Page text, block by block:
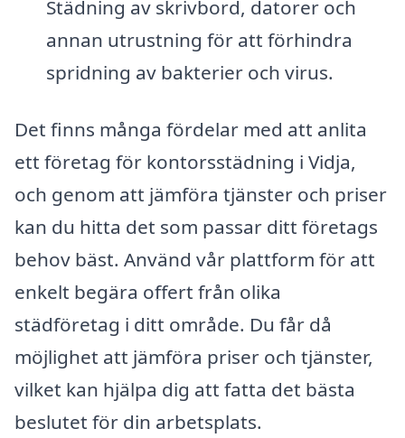
Städning av skrivbord, datorer och
annan utrustning för att förhindra
spridning av bakterier och virus.
Det finns många fördelar med att anlita
ett företag för kontorsstädning i Vidja,
och genom att jämföra tjänster och priser
kan du hitta det som passar ditt företags
behov bäst. Använd vår plattform för att
enkelt begära offert från olika
städföretag i ditt område. Du får då
möjlighet att jämföra priser och tjänster,
vilket kan hjälpa dig att fatta det bästa
beslutet för din arbetsplats.